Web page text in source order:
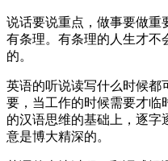
说话要说重点，做事要做重
有条理。有条理的人生才不
的。
英语的听说读写什么时候都
要，当工作的时候需要才临
的汉语思维的基础上，逐字
意是博大精深的。